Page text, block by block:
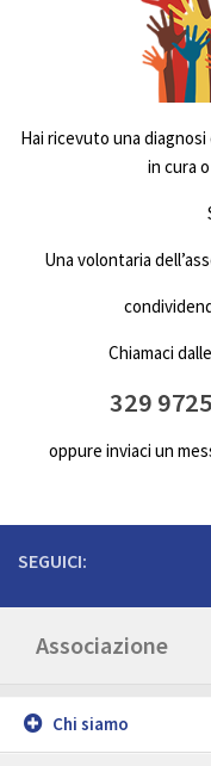
Hai ricevuto una
in cura
Una volontaria
Chiamaci dalle
329
oppure inviaci un
SEGUICI:
Associazione
Chi siamo